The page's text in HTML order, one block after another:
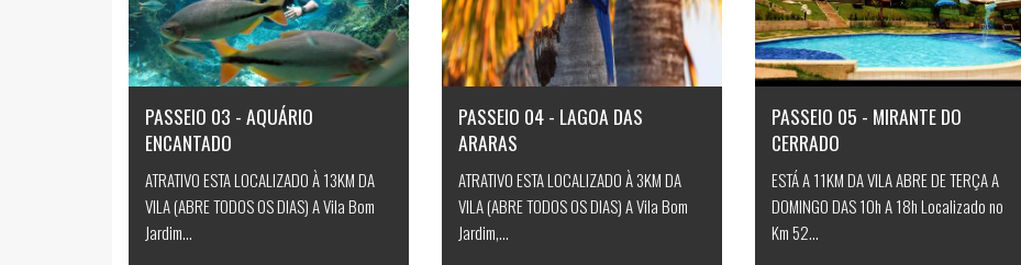
PASSEIO 03 - AQUÁRIO
ENCANTADO
ATRATIVO ESTA LOCALIZADO À 13KM DA
VILA (ABRE TODOS OS DIAS) A Vila Bom
Jardim...
PASSEIO 04 - LAGOA DAS
ARARAS
ATRATIVO ESTA LOCALIZADO À 3KM DA
VILA (ABRE TODOS OS DIAS) A Vila Bom
Jardim,...
PASSEIO 05 - MIRANTE DO
CERRADO
ESTÁ A 11KM DA VILA ABRE DE TERÇA A
DOMINGO DAS 10h A 18h Localizado no
Km 52...